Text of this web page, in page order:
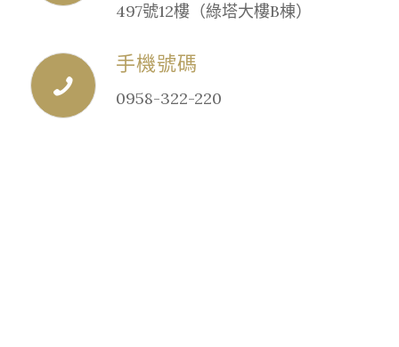
497號12樓（綠塔大樓B棟）
手機號碼
0958-322-220